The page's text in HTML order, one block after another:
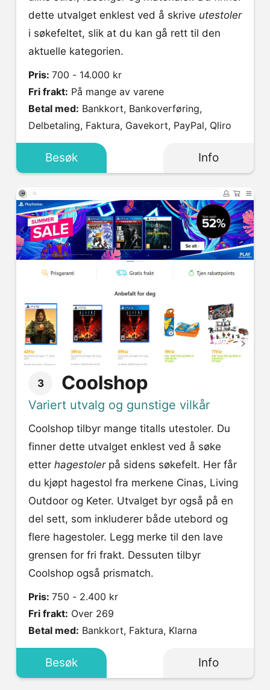
dette utvalget enklest ved å skrive utestoler
i søkefeltet, slik at du kan gå rett til den
aktuelle kategorien.
Pris: 700 - 14.000 kr
Fri frakt: På mange av varene
Betal med:
Delbetaling, Faktura, Gavekort, PayPal, Qliro
Besøk Info
3 Coolshop
Variert utvalg og gunstige vilkår
Coolshop tilbyr mange titalls utestoler. Du
finner dette utvalget enklest ved å søke
etter hagestolerpå sidens søkefelt. Her får
du kjøpt hagestol fra merkene Cinas, Living
Outdoor og Keter. Utvalget byr også på en
del sett, som inkluderer både utebord og
flere hagestoler. Legg merke til den lave
grensen for fri frakt. Dessuten tilbyr
Coolshop også prismatch.
Pris: 750 - 2.400 kr
Fri frakt: Over 269
Betal med: Bankkort, Faktura, Klarna
Besøk Info